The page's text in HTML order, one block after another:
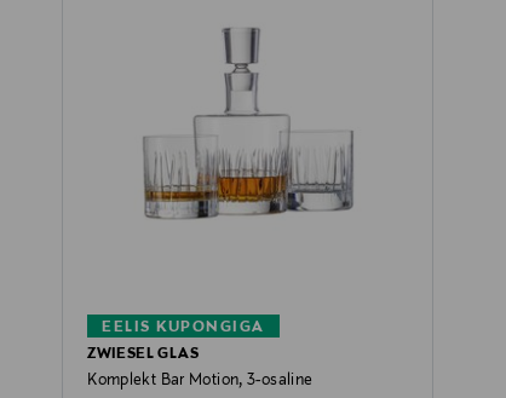
EELIS KUPONGIGA
ZWIESEL GLAS
Komplekt Bar Motion, 3-osaline